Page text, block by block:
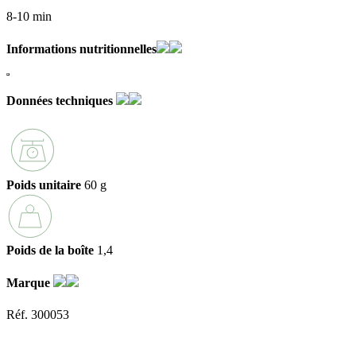
8-10 min
Informations nutritionnelles
Données techniques
Poids unitaire 60 g
Poids de la boîte 1,4
Marque
Réf. 300053